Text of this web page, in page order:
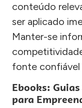
conteúdo
ser aplicado
Manter-se
fonte confiável
Ebooks:
para